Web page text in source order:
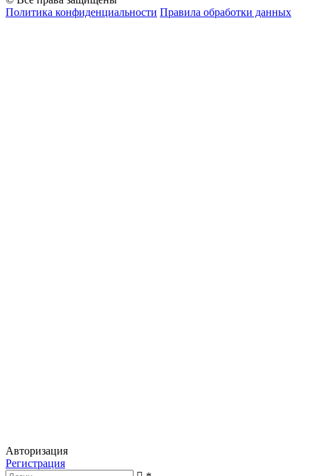
Политика конфиденциальности Правила обработки данных
Авторизация
Регистрация